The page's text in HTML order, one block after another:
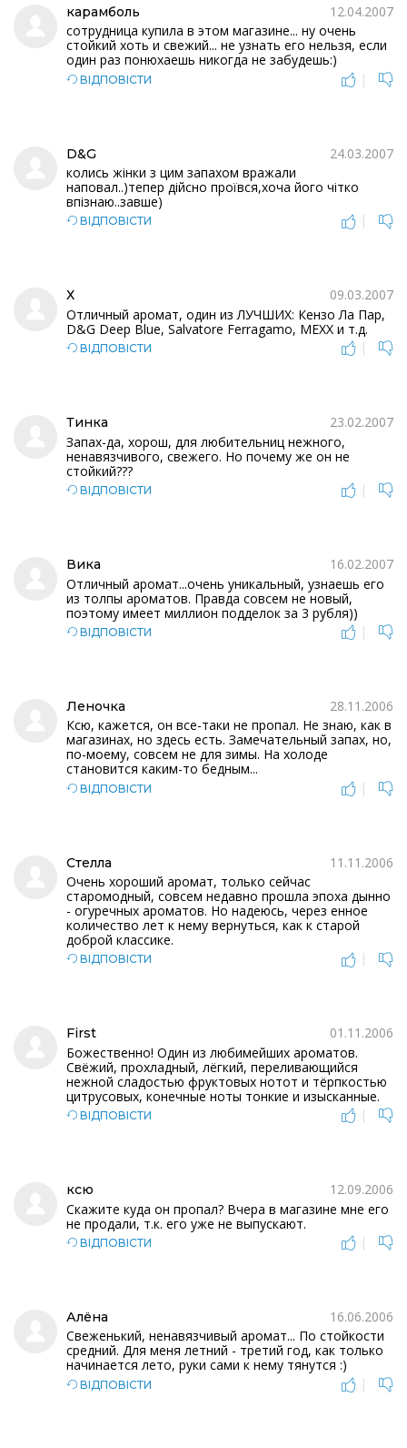
карамболь
12.04.2007
сотрудница купила в этом магазине... ну очень
стойкий хоть и свежий... не узнать его нельзя, если
один раз понюхаешь никогда не забудешь:)
ВІДПОВІСТИ |
D&G
24.03.2007
колись жінки з цим запахом вражали
наповал..)тепер дійсно проївся,хоча його чітко
впізнаю..завше)
ВІДПОВІСТИ |
Х
09.03.2007
Отличный аромат, один из ЛУЧШИХ: Кензо Ла Пар,
D&G Deep Blue, Salvatore Ferragamo, MEXX и т.д.
ВІДПОВІСТИ |
Тинка
23.02.2007
Запах-да, хорош, для любительниц нежного,
ненавязчивого, свежего. Но почему же он не
стойкий???
ВІДПОВІСТИ |
Вика
16.02.2007
Отличный аромат...очень уникальный, узнаешь его
из толпы ароматов. Правда совсем не новый,
поэтому имеет миллион подделок за 3 рубля))
ВІДПОВІСТИ |
Леночка
28.11.2006
Ксю, кажется, он все-таки не пропал. Не знаю, как в
магазинах, но здесь есть. Замечательный запах, но,
по-моему, совсем не для зимы. На холоде
становится каким-то бедным...
ВІДПОВІСТИ |
Стелла
11.11.2006
Очень хороший аромат, только сейчас
старомодный, совсем недавно прошла эпоха дынно
- огуречных ароматов. Но надеюсь, через енное
количество лет к нему вернуться, как к старой
доброй классике.
ВІДПОВІСТИ |
First
01.11.2006
Божественно! Один из любимейших ароматов.
Свёжий, прохладный, лёгкий, переливающийся
нежной сладостью фруктовых нотот и тёрпкостью
цитрусовых, конечные ноты тонкие и изысканные.
ВІДПОВІСТИ |
ксю
12.09.2006
Скажите куда он пропал? Вчера в магазине мне его
не продали, т.к. его уже не выпускают.
ВІДПОВІСТИ |
Алёна
16.06.2006
Свеженький, ненавязчивый аромат... По стойкости
средний. Для меня летний - третий год, как только
начинается лето, руки сами к нему тянутся :)
ВІДПОВІСТИ |